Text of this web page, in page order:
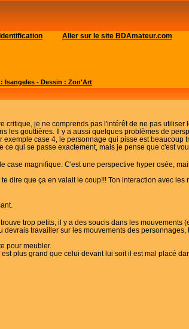
Aller sur le site BDAmateur.com
Isangeles - Dessin : Zon'Art
je ne comprends pas l'intérêt de ne pas
les gouttières. Il y a aussi quelques problèmes de
case 4, le personnage qui pisse est beaucoup
qui se passe exactement, mais je pense que c'est
magnifique. C'est une perspective hyper osée,
dire que ça en valait le coup!!! Ton interaction avec les
trop petits, il y a des soucis dans les mouvements
travailler sur les mouvements des
pour meubler.
plus grand que celui devant lui soit il est mal placé